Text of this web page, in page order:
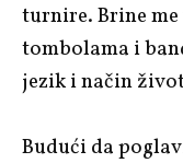
turnire. Brine
tombolama i
jezik i način
Budući da